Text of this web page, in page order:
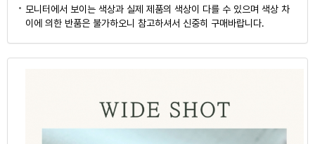
모니터에서 보이는 색상과 실제 제품의 색상이 다를 수 있으며 색상 차
이에 의한 반품은 불가하오니 참고하셔서 신중히 구매바랍니다.